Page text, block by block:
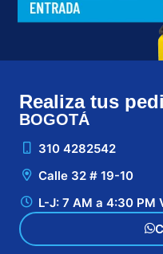
Realiza tus
BOGOTÁ
310 4282542
Calle 32 # 19-10
L-J: 7 AM a 4:30 PM